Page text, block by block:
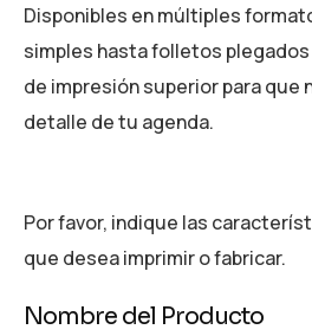
Disponibles en múltiples
simples hasta folletos
de impresión superior para que
detalle de tu agenda.
Por favor, indique las
que desea imprimir o fabricar.
Nombre del Producto